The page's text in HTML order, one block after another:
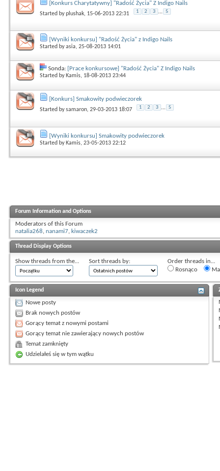
[Konkurs Charytatywny] "Radość Życia" Z Indigo Nails
Started byplushak, 15-06-2013 22:31 1 2 3 ... 5
[Wyniki konkursu] "Radość Życia" z Indigo Nails
Started byasia, 25-08-2013 14:01
Sonda: [Prace konkursowe] "Radość Życia" Z Indigo Nails
Started by Kamis, 18-08-2013 23:44
[Konkurs] Smakowity podwieczorek
Started bysamaron, 29-03-2013 18:07 1 2 3 ... 5
[Wyniki konkursu] Smakowity podwieczorek
Started by Kamis, 23-05-2013 22:12
Forum Information and Options
Moderators of this Forum
natalia268, nanami7, kiwaczek2
Thread Display Options
Show threads from the... Sort threads by:
Order threads in...
Rosnąco
Icon Legend
Nowe posty
Brak nowych postów
Gorący temat z nowymi postami
Gorący temat nie zawierający nowych postów
Temat zamknięty
Udzielałeś się w tym wątku